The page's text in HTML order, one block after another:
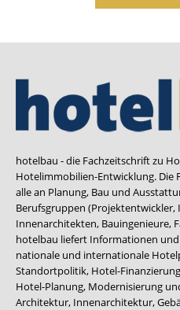
hotelbau - die Fachzeitschrift zu
Hotelimmobilien-Entwicklung. Die
alle an Planung, Bau und
Berufsgruppen
Innenarchitekten, Bauingenieure,
hotelbau liefert Informationen
nationale und internationale
Standortpolitik, Hotel-
Hotel-Planung, Modernisierung
Architektur, Innenarchitektur,